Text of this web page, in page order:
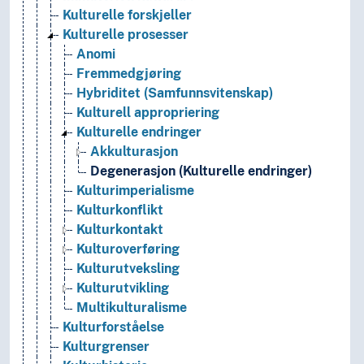
Kulturelle forskjeller
Kulturelle prosesser
Anomi
Fremmedgjøring
Hybriditet (Samfunnsvitenskap)
Kulturell appropriering
Kulturelle endringer
Akkulturasjon
Degenerasjon (Kulturelle endringer)
Kulturimperialisme
Kulturkonflikt
Kulturkontakt
Kulturoverføring
Kulturutveksling
Kulturutvikling
Multikulturalisme
Kulturforståelse
Kulturgrenser